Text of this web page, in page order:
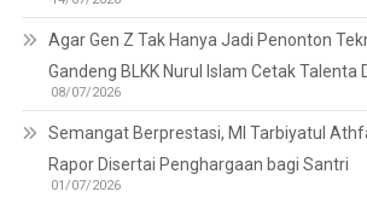
Agar Gen Z Tak Hanya Jadi Penonton
Gandeng BLKK Nurul Islam Cetak Talenta
08/07/2026
Semangat Berprestasi, MI Tarbiyatul
Rapor Disertai Penghargaan bagi Santri
01/07/2026